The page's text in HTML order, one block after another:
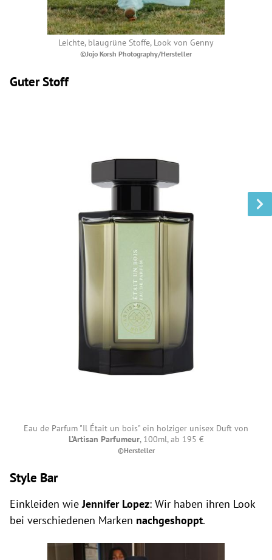
Leichte, blaugrüne Stoffe, Look von Genny
©Jojo Korsh Photography/Hersteller
Guter Stoff
Eau de Parfum "Il Était un bois" ein holziger unisex Duft von
L’Artisan Parfumeur, 100ml, ab 195 €
©Hersteller
Style Bar
Einkleiden wieJennifer Lopez: Wir haben ihren Look
bei verschiedenen Marken nachgeshoppt.